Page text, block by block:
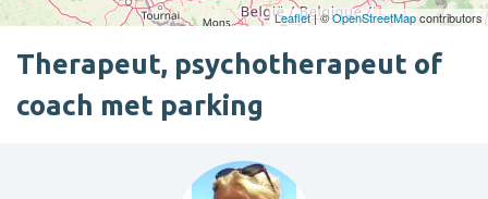
Leaflet| ©OpenStreetMapcontributors
Therapeut, psychotherapeut of
coach met parking